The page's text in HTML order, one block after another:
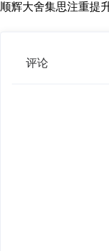
顺辉大舍集思注重提
评论